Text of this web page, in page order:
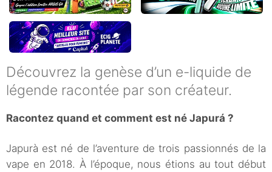
Découvrez la genèse d’un e-liquide de
légende racontée par son créateur.
Racontez quand et comment est né Japurá ?
Japurà est né de l’aventure de trois passionnés de la
vape en 2018. À l’époque, nous étions au tout début